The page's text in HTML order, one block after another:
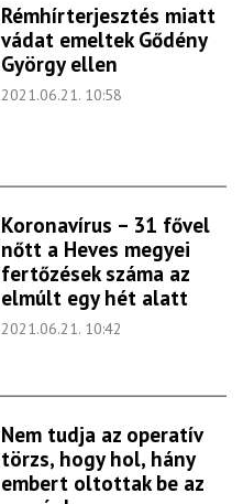
Rémhírterjesztés miatt
vádat emeltek Gődény
György ellen
2021.06.21. 10:58
Koronavírus – 31 fővel
nőtt a Heves megyei
fertőzések száma az
elmúlt egy hét alatt
2021.06.21. 10:42
Nem tudja az operatív
törzs, hogy hol, hány
embert oltottak be az